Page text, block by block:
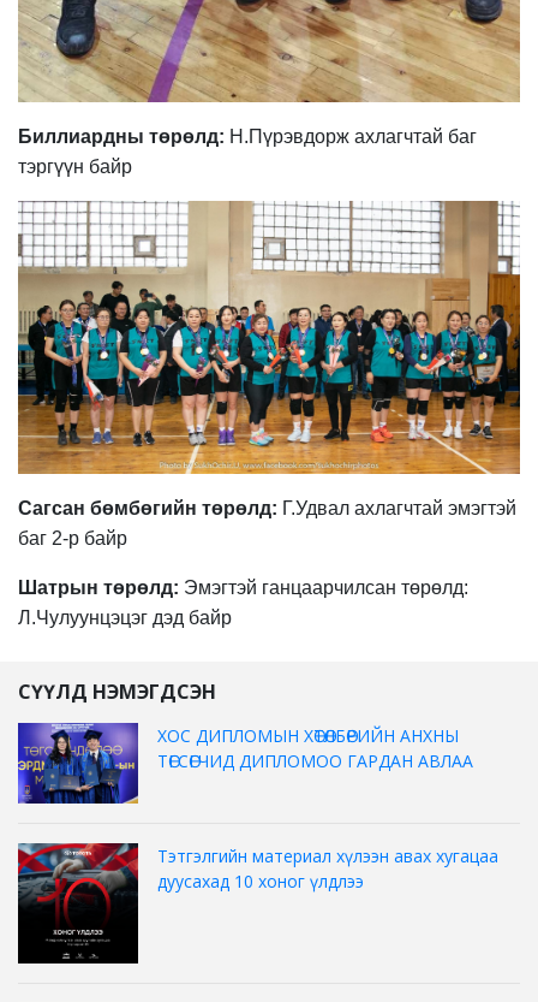
Биллиардны төрөлд: Н.Пүрэвдорж ахлагчтай баг
тэргүүн байр
Сагсан бөмбөгийн төрөлд: Г.Удвал ахлагчтай эмэгтэй
баг 2-р байр
Шатрын төрөлд: Эмэгтэй ганцаарчилсан төрөлд:
Л.Чулуунцэцэг дэд байр
СҮҮЛД НЭМЭГДСЭН
ХОС ДИПЛОМЫН ХӨТӨЛБӨРИЙН АНХНЫ
ТӨГСӨГЧИД ДИПЛОМОО ГАРДАН АВЛАА
Тэтгэлгийн материал хүлээн авах хугацаа
дуусахад 10 хоног үлдлээ